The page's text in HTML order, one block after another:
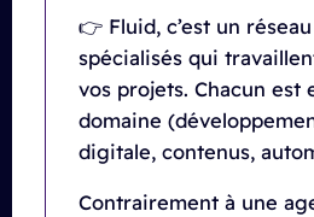
👉 Fluid, c’est un
spécialisés qui
vos projets. Chacun est
domaine
digitale, contenus,
Contrairement à une